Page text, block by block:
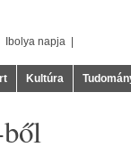
Ibolya napja |
Kultúra